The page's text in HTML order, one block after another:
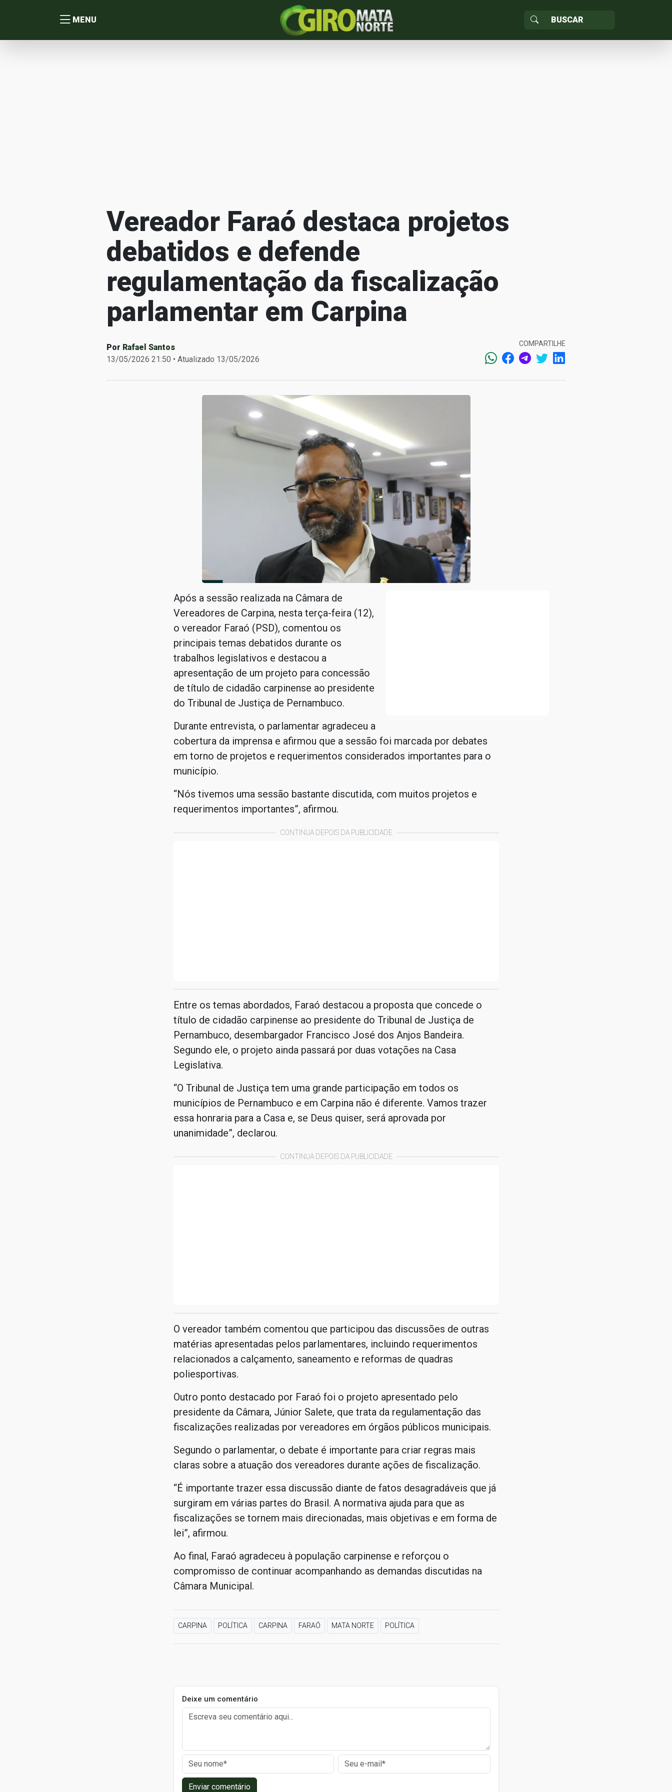
MENU
Vereador Faraó destaca projetos
debatidos e defende
regulamentação da fiscalização
parlamentar em Carpina
Por Rafael Santos
13/05/2026 21:50 • Atualizado 13/05/2026
COMPARTILHE
Após a sessão realizada na Câmara de
Vereadores de Carpina, nesta terça-feira (12),
o vereador Faraó (PSD), comentou os
principais temas debatidos durante os
trabalhos legislativos e destacou a
apresentação de um projeto para concessão
de título de cidadão carpinense ao presidente
do Tribunal de Justiça de Pernambuco.
Durante entrevista, o parlamentar agradeceu a
cobertura da imprensa e afirmou que a sessão foi marcada por debates
em torno de projetos e requerimentos considerados importantes para o
município.
“Nós tivemos uma sessão bastante discutida, com muitos projetos e
requerimentos importantes”, afirmou.
CONTINUA DEPOIS DA PUBLICIDADE
Entre os temas abordados, Faraó destacou a proposta que concede o
título de cidadão carpinense ao presidente do Tribunal de Justiça de
Pernambuco, desembargador Francisco José dos Anjos Bandeira.
Segundo ele, o projeto ainda passará por duas votações na Casa
Legislativa.
“O Tribunal de Justiça tem uma grande participação em todos os
municípios de Pernambuco e em Carpina não é diferente. Vamos trazer
essa honraria para a Casa e, se Deus quiser, será aprovada por
unanimidade”, declarou.
CONTINUA DEPOIS DA PUBLICIDADE
O vereador também comentou que participou das discussões de outras
matérias apresentadas pelos parlamentares, incluindo requerimentos
relacionados a calçamento, saneamento e reformas de quadras
poliesportivas.
Outro ponto destacado por Faraó foi o projeto apresentado pelo
presidente da Câmara, Júnior Salete, que trata da regulamentação das
fiscalizações realizadas por vereadores em órgãos públicos municipais.
Segundo o parlamentar, o debate é importante para criar regras mais
claras sobre a atuação dos vereadores durante ações de fiscalização.
“É importante trazer essa discussão diante de fatos desagradáveis que já
surgiram em várias partes do Brasil. A normativa ajuda para que as
fiscalizações se tornem mais direcionadas, mais objetivas e em forma de
lei”, afirmou.
Ao final, Faraó agradeceu à população carpinense e reforçou o
compromisso de continuar acompanhando as demandas discutidas na
Câmara Municipal.
CARPINA POLÍTICA CARPINA FARAÓ MATA NORTE POLÍTICA
Deixe um comentário
Enviar comentário